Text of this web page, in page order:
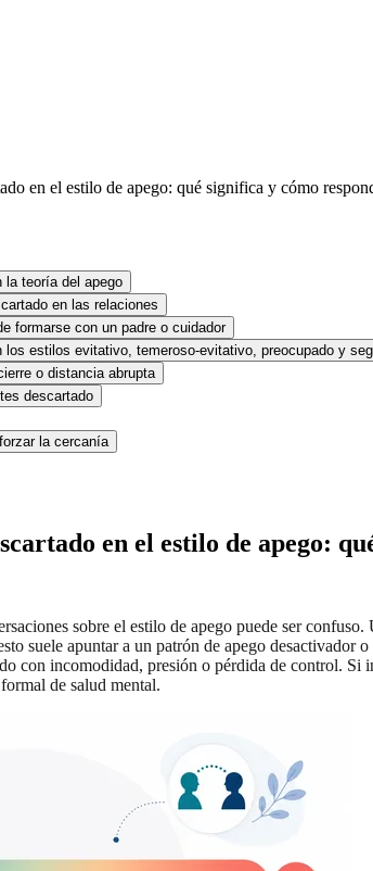
en el estilo de apego: qué significa y cómo
la teoría del apego
en las relaciones
formarse con un padre o cuidador
estilos evitativo, temeroso-evitativo, preocupado y
o distancia abrupta
descartado
la cercanía
en el estilo de apego:
sobre el estilo de apego puede ser
suele apuntar a un patrón de apego
con incomodidad, presión o pérdida de control. Si
de salud mental.